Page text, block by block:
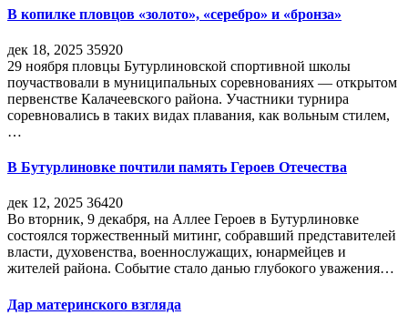
В копилке пловцов «золото», «серебро» и «бронза»
дек 18, 2025 35920
29 ноября пловцы Бутурлиновской спортивной школы
поучаствовали в муниципальных соревнованиях — открытом
первенстве Калачеевского района. Участники турнира
соревновались в таких видах плавания, как вольным стилем,
…
В Бутурлиновке почтили память Героев Отечества
дек 12, 2025 36420
Во вторник, 9 декабря, на Аллее Героев в Бутурлиновке
состоялся торжественный митинг, собравший представителей
власти, духовенства, военнослужащих, юнармейцев и
жителей района. Событие стало данью глубокого уважения…
Дар материнского взгляда